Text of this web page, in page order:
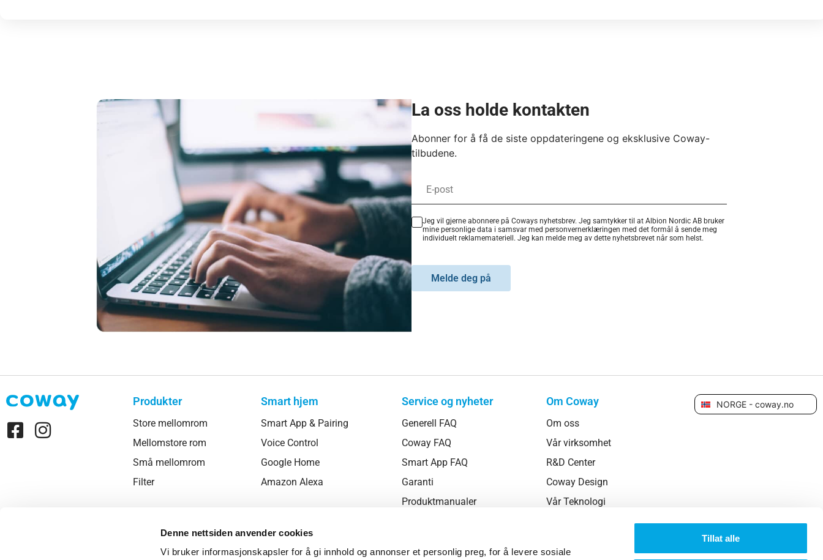
Denne nettsiden anvender cookies
Vi bruker informasjonskapsler for å gi innhold og annonser et personlig preg, for å levere sosiale
Tillat alle
La oss holde kontakten
Abonner for å få de siste oppdateringene og eksklusive Coway-
tilbudene.
Jeg vil gjerne abonnere på Coways nyhetsbrev. Jeg samtykker til at Albion Nordic AB bruker
mine personlige data i samsvar med personvernerklæringen med det formål å sende meg
individuelt reklamemateriell. Jeg kan melde meg av dette nyhetsbrevet når som helst.
Melde deg på
Produkter
Store mellomrom
Mellomstore rom
Små mellomrom
Filter
Smart hjem
Smart App & Pairing
Voice Control
Google Home
Amazon Alexa
Service og nyheter
Generell FAQ
Coway FAQ
Smart App FAQ
Garanti
Produktmanualer
Om Coway
Om oss
Vår virksomhet
R&D Center
Coway Design
Vår Teknologi
NORGE - coway.no